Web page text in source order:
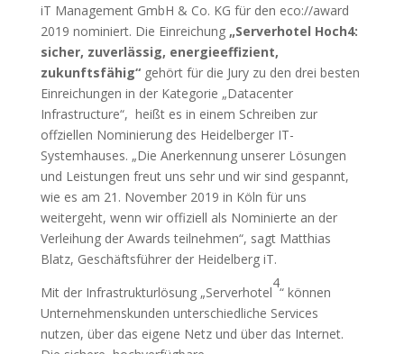
iT Management GmbH & Co. KG für den eco://award
2019 nominiert. Die Einreichung „Serverhotel Hoch4:
sicher, zuverlässig, energieeffizient,
zukunftsfähig“gehört für die Jury zu den drei besten
Einreichungen in der Kategorie „Datacenter
Infrastructure“, heißt es in einem Schreiben zur
offziellen Nominierung des Heidelberger IT-
Systemhauses. „Die Anerkennung unserer Lösungen
und Leistungen freut uns sehr und wir sind gespannt,
wie es am 21. November 2019 in Köln für uns
weitergeht, wenn wir offiziell als Nominierte an der
Verleihung der Awards teilnehmen“, sagt Matthias
Blatz, Geschäftsführer der Heidelberg iT.
Mit der Infrastrukturlösung „Serverhotel
4
“ können
Unternehmenskunden unterschiedliche Services
nutzen, über das eigene Netz und über das Internet.